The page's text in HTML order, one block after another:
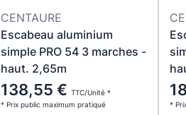
CENTAURE
Escabeau aluminium
simple PRO 54 3 marches -
haut. 2,65m
138,55 € TTC/Unité *
* Prix public maximum pratiqué
*